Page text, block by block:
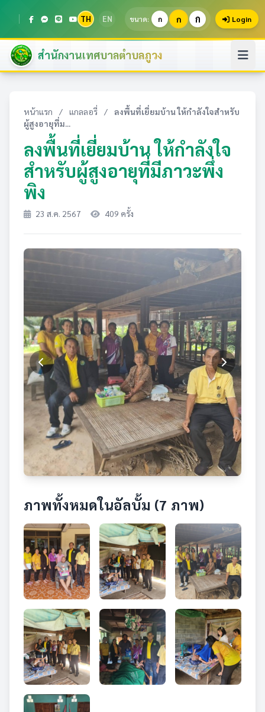
TH EN ขนาด: ก ก ก Login
สำนักงานเทศบาลตำบลภูวง
หน้าแรก / แกลลอรี่ /
ลงพื้นที่เยี่ยมบ้าน ให้กำลังใจสำหรับ
ผู้สูงอายุที่ม...
ลงพื้นที่เยี่ยมบ้าน ให้กำลังใจ
สำหรับผู้สูงอายุที่มีภาวะพึ่ง
พิง
23 ส.ค. 2567 409 ครั้ง
ภาพทั้งหมดในอัลบั้ม (7 ภาพ)